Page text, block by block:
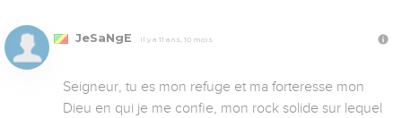
JeSaNgE Il y a 11 ans, 10 mois
Seigneur, tu es mon refuge et ma forteresse mon
Dieu en qui je me confie, mon rock solide sur lequel